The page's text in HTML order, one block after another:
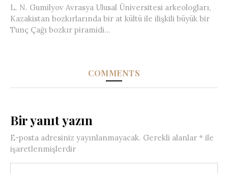
L. N. Gumilyov Avrasya Ulusal Üniversitesi arkeologları,
Kazakistan bozkırlarında bir at kültü ile ilişkili büyük bir
Tunç Çağı bozkır piramidi...
COMMENTS
Bir yanıt yazın
E-posta adresiniz yayınlanmayacak. Gerekli alanlar * ile
işaretlenmişlerdir